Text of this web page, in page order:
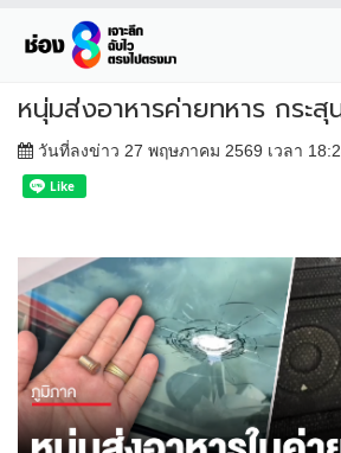
หนุ่มส่งอาหารค่ายทหาร กระสุ
วันที่ลงข่าว 27 พฤษภาคม 2569 เวลา